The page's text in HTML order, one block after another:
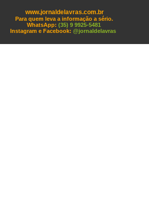
www.jornaldelavras.com.br
Para quem leva a informação a sério.
WhatsApp: (35) 9 9925-5481
Instagram e Facebook: @jornaldelavras